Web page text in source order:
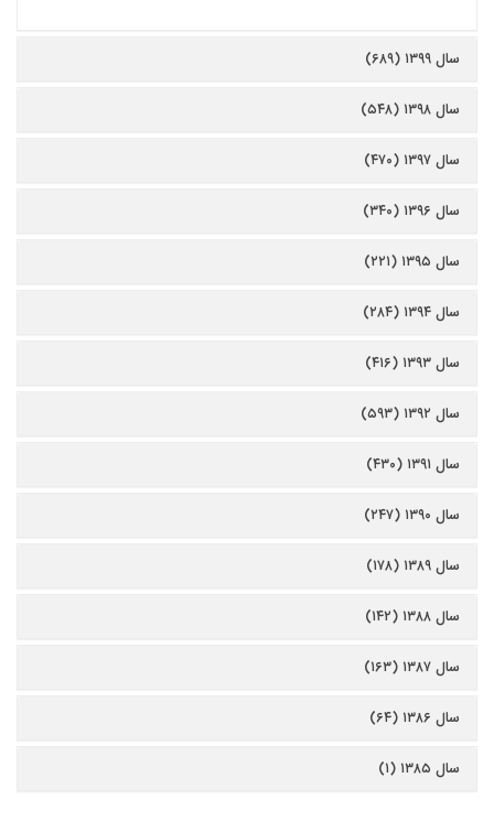
سال ۱۳۹۹ (۶۸۹)
سال ۱۳۹۸ (۵۴۸)
سال ۱۳۹۷ (۴۷۰)
سال ۱۳۹۶ (۳۴۰)
سال ۱۳۹۵ (۲۲۱)
سال ۱۳۹۴ (۲۸۴)
سال ۱۳۹۳ (۴۱۶)
سال ۱۳۹۲ (۵۹۳)
سال ۱۳۹۱ (۴۳۰)
سال ۱۳۹۰ (۲۴۷)
سال ۱۳۸۹ (۱۷۸)
سال ۱۳۸۸ (۱۴۲)
سال ۱۳۸۷ (۱۶۳)
سال ۱۳۸۶ (۶۴)
سال ۱۳۸۵ (۱)